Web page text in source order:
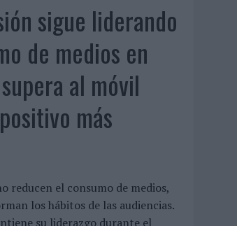
sigue liderando
de medios en
al móvil
más
reducen el consumo de medios,
los hábitos de las audiencias.
su liderazgo durante el